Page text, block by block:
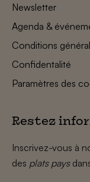
Newsletter
Agenda &
Conditions
Confidentalité
Paramètres des
Restez
Inscrivez-vous à
des plats pays